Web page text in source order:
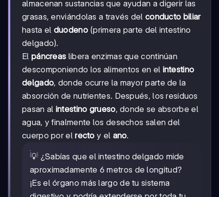
almacenan sustancias que ayudan a digerir las
grasas, enviándolas a través del conducto biliar
hasta el duodeno(primera parte del intestino
delgado).
El páncreas libera enzimas que continúan
descomponiendo los alimentos en el intestino
delgado, donde ocurre la mayor parte de la
absorción de nutrientes. Después, los residuos
pasan al intestino grueso, donde se absorbe el
agua, y finalmente los desechos salen del
cuerpo por elrecto y el ano.
💡 ¿Sabías que el intestino delgado mide
aproximadamente 6 metros de longitud?
¡Es el órgano más largo de tu sistema